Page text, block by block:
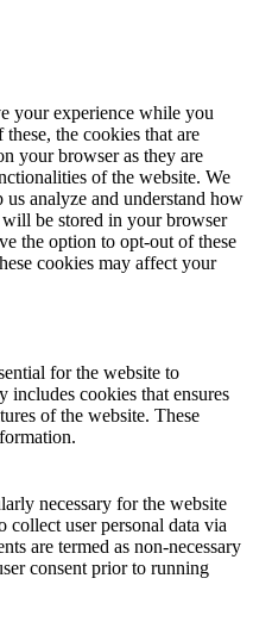
your experience while you
the cookies that are
your browser as they are
of the website. We
analyze and understand how
be stored in your browser
the option to opt-out of these
cookies may affect your
for the website to
cookies that ensures
of the website. These
necessary for the website
user personal data via
are termed as non-necessary
consent prior to running